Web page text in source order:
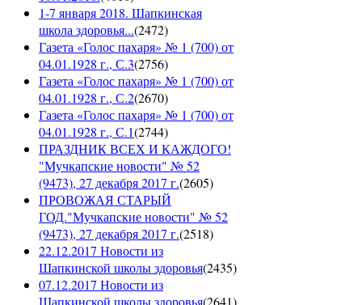
1-7 января 2018. Шапкинская
школа здоровья...(2472)
Газета «Голос пахаря» № 1 (700) от
04.01.1928 г., С.3(2756)
Газета «Голос пахаря» № 1 (700) от
04.01.1928 г., С.2(2670)
Газета «Голос пахаря» № 1 (700) от
04.01.1928 г., С.1(2744)
ПРАЗДНИК ВСЕХ И КАЖДОГО!
"Мучкапские новости" № 52
(9473), 27 декабря 2017 г.(2605)
ПРОВОЖАЯ СТАРЫЙ
ГОД."Мучкапские новости" № 52
(9473), 27 декабря 2017 г.(2518)
22.12.2017 Новости из
Шапкинской школы здоровья(2435)
07.12.2017 Новости из